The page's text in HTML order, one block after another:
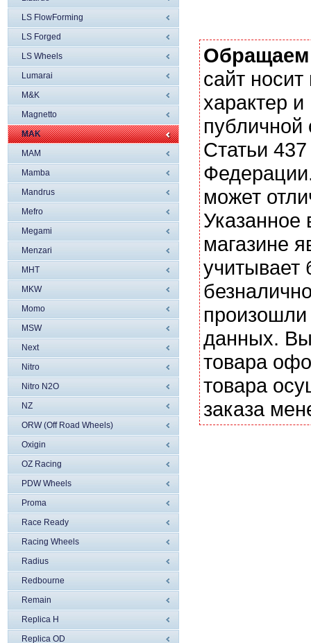
LS FlowForming
LS Forged
LS Wheels
Lumarai
M&K
Magnetto
MAK
MAM
Mamba
Mandrus
Mefro
Megami
Menzari
MHT
MKW
Momo
MSW
Next
Nitro
Nitro N2O
NZ
ORW (Off Road Wheels)
Oxigin
OZ Racing
PDW Wheels
Proma
Race Ready
Racing Wheels
Radius
Redbourne
Remain
Replica H
Replica OD
сайт
характер
Статьи
может
магазине
учитывает
данных. Вы
товара
товара
заказа